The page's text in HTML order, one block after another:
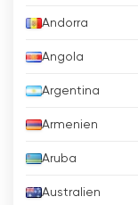
Andorra
Angola
Argentina
Armenien
Aruba
Australien